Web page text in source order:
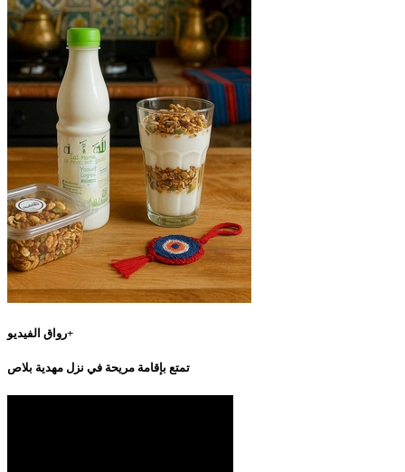
رواق الفيديو+
تمتع بإقامة مريحة في نزل مهدية بلاص